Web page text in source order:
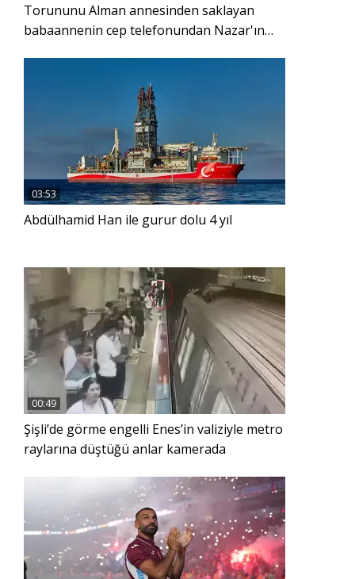
Torununu Alman annesinden saklayan
babaannenin cep telefonundan Nazar'ın
03:53
Abdülhamid Han ile gurur dolu 4 yıl
00:49
Şişli’de görme engelli Enes’in valiziyle metro
raylarına düştüğü anlar kamerada